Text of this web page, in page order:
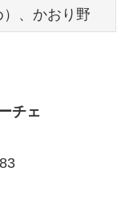
、かおり野
チェ